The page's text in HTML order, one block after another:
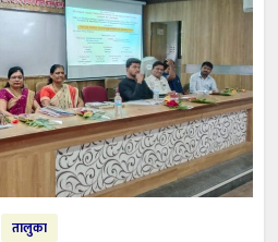
तालुका